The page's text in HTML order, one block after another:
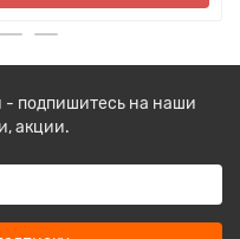
- подпишитесь на наши
акции.